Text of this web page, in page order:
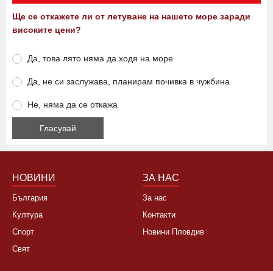
Ще се откажете ли от летуване на нашето море заради
високите цени?
Да, това лято няма да ходя на море
Да, не си заслужава, планирам почивка в чужбина
Не, няма да се откажа
НОВИНИ
България
Култура
Спорт
Свят
ЗА НАС
За нас
Контакти
Новини Пловдив